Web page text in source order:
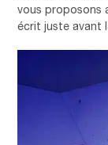
vous proposons
écrit juste avant